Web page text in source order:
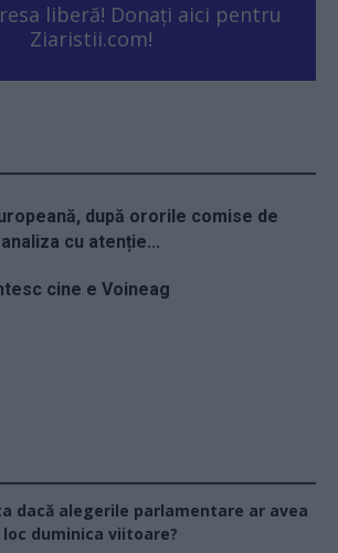
liberă! Donați aici pentru
Ziaristii.com!
după ororile comise de
analiza cu atenție...
cine e Voineag
dacă alegerile parlamentare ar avea
loc duminica viitoare?